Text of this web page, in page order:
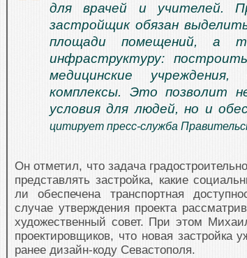
для врачей и учителей.
застройщик обязан
площади помещений, а
инфраструктуру:
медицинские учреждения,
комплексы. Это позволит
условия для людей, но и
цитирует пресс-служба
Он отметил, что задача
представлять застройка, какие
ли обеспечена транспортная
случае утверждения проекта
художественный совет. При этом
проектировщиков, что новая застройка
ранее дизайн-коду Севастополя.